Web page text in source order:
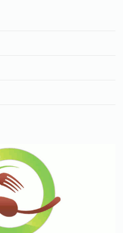
rubriques
Spéciales
Fêtes
Pour